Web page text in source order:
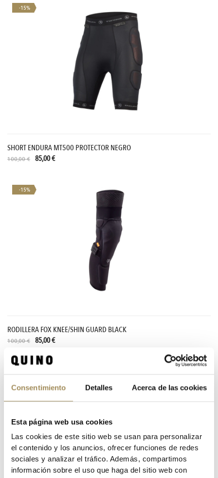
Consentimiento Detalles Acerca de las cookies
Esta página web usa cookies
Las cookies de este sitio web se usan para personalizar
el contenido y los anuncios, ofrecer funciones de redes
sociales y analizar el tráfico. Además, compartimos
información sobre el uso que haga del sitio web con
-15%
SHORT ENDURA MT500 PROTECTOR NEGRO
100,00 € 85,00 €
-15%
RODILLERA FOX KNEE/SHIN GUARD BLACK
100,00 € 85,00 €